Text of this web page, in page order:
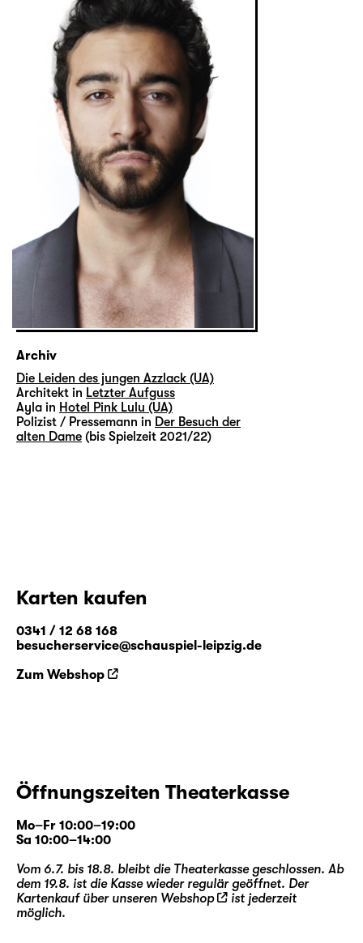
Archiv
Die Leiden des jungen Azzlack (UA)
Architekt in Letzter Aufguss
Ayla in Hotel Pink Lulu (UA)
Polizist / Pressemann in Der Besuch der
alten Dame (bis Spielzeit 2021/22)
Karten kaufen
0341 / 12 68 168
besucherservice@schauspiel-leipzig.de
Zum Webshop
Öffnungszeiten Theaterkasse
Mo–Fr 10:00–19:00
Sa 10:00–14:00
Vom 6.7. bis 18.8. bleibt die Theaterkasse geschlossen. Ab
dem 19.8. ist die Kasse wieder regulär geöffnet. Der
Kartenkauf über unseren Webshop
ist jederzeit
möglich.